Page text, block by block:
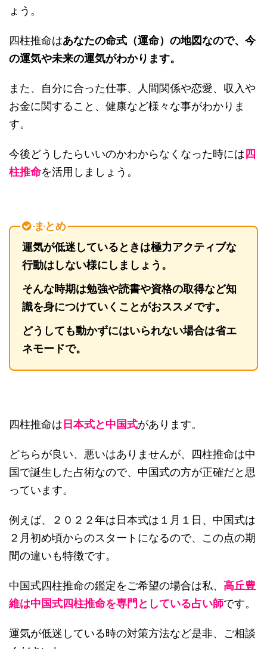
ょう。
四柱推命はあなたの命式（運命）の地図なので、今
の運気や未来の運気がわかります。
また、自分に合った仕事、人間関係や恋愛、収入や
お金に関すること、健康など様々な事がわかりま
す。
今後どうしたらいいのかわからなくなった時には四
柱推命を活用しましょう。
まとめ
運気が低迷しているときは極力アクティブな
行動はしない様にしましょう。
そんな時期は勉強や読書や資格の取得など知
識を身につけていくことがおススメです。
どうしても動かずにはいられない場合は省エ
ネモードで。
四柱推命は 日本式と中国式があります。
どちらが良い、悪いはありませんが、四柱推命は中
国で誕生した占術なので、中国式の方が正確だと思
っています。
例えば、２０２２年は日本式は１月１日、中国式は
２月初め頃からのスタートになるので、この点の期
間の違いも特徴です。
中国式四柱推命の鑑定をご希望の場合は私、 高丘豊
維は中国式四柱推命を専門としている占い師です。
運気が低迷している時の対策方法など是非、ご相談